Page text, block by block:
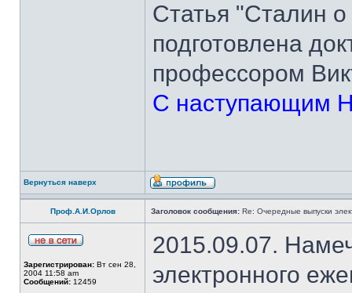
Статья "Сталин
подготовлена
профессором
С наступающим
Вернуться наверх
Проф.А.И.Орлов Заголовок сообщения: Re: Очередные выпуски
Зарегистрирован: Вт сен 28,
2004 11:58 am
Сообщений: 12459
2015.09.07.
электронного